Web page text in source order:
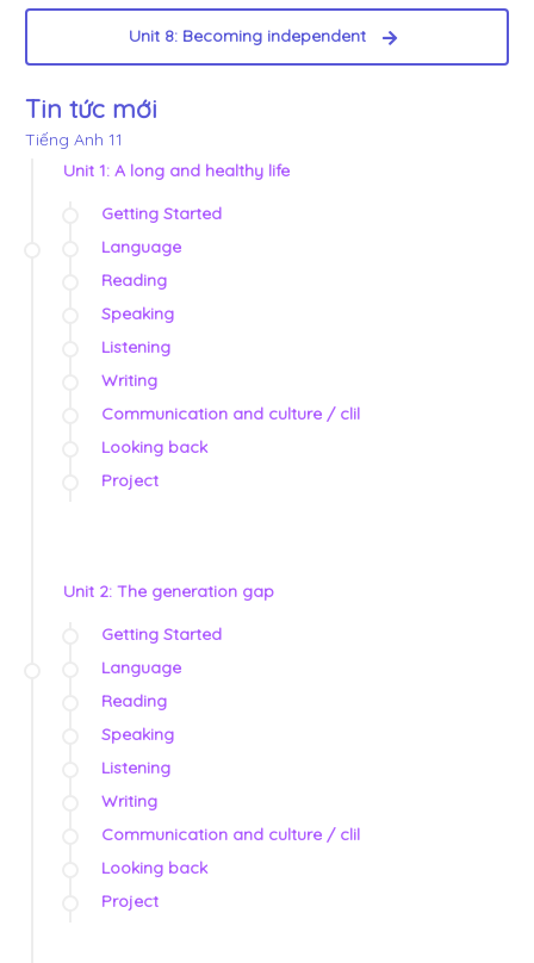
Unit 8: Becoming independent
Tin tức mới
Tiếng Anh 11
Unit 1: A long and healthy life
Getting Started
Language
Reading
Speaking
Listening
Writing
Communication and culture / clil
Looking back
Project
Unit 2: The generation gap
Getting Started
Language
Reading
Speaking
Listening
Writing
Communication and culture / clil
Looking back
Project